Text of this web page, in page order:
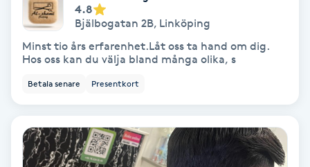
Färgning
Föning
Gelenaglar
4.8
Bjälbogatan 2B, Linköping
Minst tio års erfarenhet.Låt oss ta hand om dig.
Hos oss kan du välja bland många olika, s
Betala senare Presentkort